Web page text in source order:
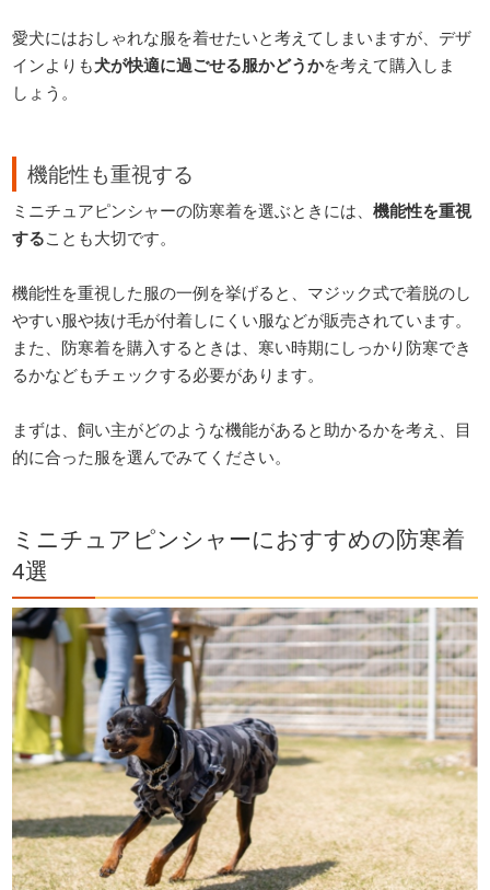
愛犬にはおしゃれな服を着せたいと考えてしまいますが、デザ
インよりも犬が快適に過ごせる服かどうかを考えて購入しま
しょう。
機能性も重視する
ミニチュアピンシャーの防寒着を選ぶときには、機能性を重視
することも大切です。
機能性を重視した服の一例を挙げると、マジック式で着脱のし
やすい服や抜け毛が付着しにくい服などが販売されています。
また、防寒着を購入するときは、寒い時期にしっかり防寒でき
るかなどもチェックする必要があります。
まずは、飼い主がどのような機能があると助かるかを考え、目
的に合った服を選んでみてください。
ミニチュアピンシャーにおすすめの防寒着
4選